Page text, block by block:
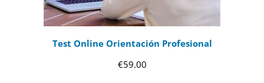
Test Online Orientación Profesional
€59.00